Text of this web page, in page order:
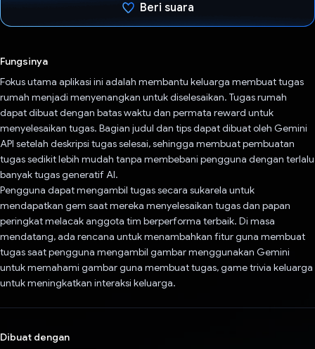
Beri suara
Fungsinya
Fokus utama aplikasi ini adalah membantu keluarga membuat tugas
rumah menjadi menyenangkan untuk diselesaikan. Tugas rumah
dapat dibuat dengan batas waktu dan permata reward untuk
menyelesaikan tugas. Bagian judul dan tips dapat dibuat oleh Gemini
API setelah deskripsi tugas selesai, sehingga membuat pembuatan
tugas sedikit lebih mudah tanpa membebani pengguna dengan terlalu
banyak tugas generatif AI.
Pengguna dapat mengambil tugas secara sukarela untuk
mendapatkan gem saat mereka menyelesaikan tugas dan papan
peringkat melacak anggota tim berperforma terbaik. Di masa
mendatang, ada rencana untuk menambahkan fitur guna membuat
tugas saat pengguna mengambil gambar menggunakan Gemini
untuk memahami gambar guna membuat tugas, game trivia keluarga
untuk meningkatkan interaksi keluarga.
Dibuat dengan